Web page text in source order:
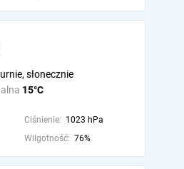
15°C
słonecznie
Ciśnienie: 1023 hPa
Wilgotność: 76%